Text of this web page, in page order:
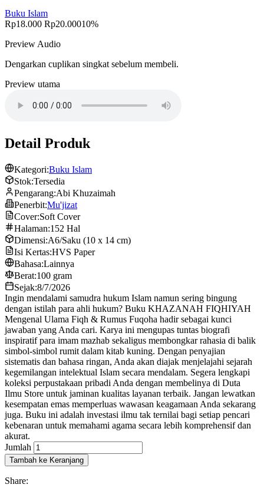
Buku Islam
Rp18.000 Rp20.00010%
Preview Audio
Dengarkan cuplikan singkat sebelum membeli.
Preview utama
Detail Produk
Kategori:Buku Islam
Stok:Tersedia
Pengarang:Abi Khuzaimah
Penerbit:Mu'jizat
Cover:Soft Cover
Halaman:152 Hal
Dimensi:A6/Saku (10 x 14 cm)
Isi Kertas:HVS Paper
Bahasa:Lainnya
Berat:100 gram
Sejak:8/7/2026
Ingin mendalami samudra hukum Islam namun sering bingung
dengan istilah para ahli hukum? Buku KHAZANAH FIQHIYAH
Mengenal Ulama Fiqh & Rumus Fuqoha hadir sebagai kunci
jawaban yang Anda cari. Karya ini mengupas tuntas biografi
inspiratif para imam mazhab sekaligus membongkar rahasia di balik
simbol-simbol rumit dalam kitab kuning. Dengan penyajian
sistematis dan bahasa ringan, Anda akan diajak menjelajahi sejarah
kegemilangan intelektual Islam secara mendalam. Segera lengkapi
koleksi perpustakaan pribadi Anda dengan membelinya di Duta
Ilmu Store untuk jaminan kualitas layanan terbaik. Jangan lewatkan
kesempatan emas memperluas wawasan keagamaan Anda sekarang
juga. Buku ini adalah investasi ilmu tak ternilai bagi setiap pencari
kebenaran untuk memahami agama secara lebih komprehensif dan
akurat.
Jumlah
Tambah ke Keranjang
Share: